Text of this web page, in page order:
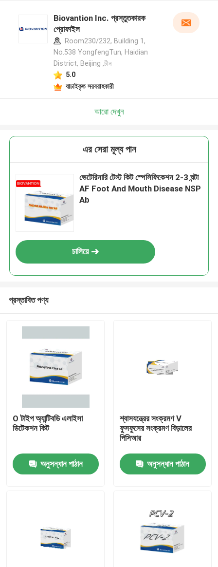
Biovantion Inc. প্রস্তুতকারক
প্রোফাইল
Room230/232, Building 1,
No.538 YongfengTun, Haidian
District, Beijing ,চীন
5.0
যাচাইকৃত সরবরাহকারী
আরো দেখুন
এর সেরা মূল্য পান
ভেটেরিনারি টেস্ট কিট স্পেসিফিকেশন 2-3 ঘন্টা
AF Foot And Mouth Disease NSP
Ab
চালিয়ে
প্রস্তাবিত পণ্য
O টাইপ অ্যান্টিবডি এলাইসা
ডিটেকশন কিট
অনুসন্ধান পাঠান
শ্বাসযন্ত্রের সংক্রমণ V
ফুসফুসের সংক্রমণ বিড়ালের
পিসিআর
অনুসন্ধান পাঠান